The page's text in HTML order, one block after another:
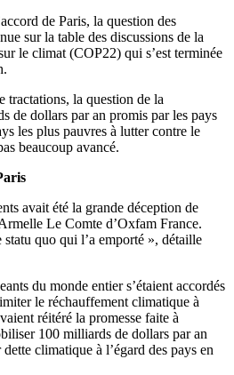
de Paris, la question des
sur la table des discussions de la
le climat (COP22) qui s’est terminée
tractations, la question de la
de dollars par an promis par les pays
les plus pauvres à lutter contre le
beaucoup avancé.
avait été la grande déception de
Le Comte d’Oxfam France.
quo qui l’a emporté », détaille
du monde entier s’étaient accordés
le réchauffement climatique à
réitéré la promesse faite à
100 milliards de dollars par an
climatique à l’égard des pays en